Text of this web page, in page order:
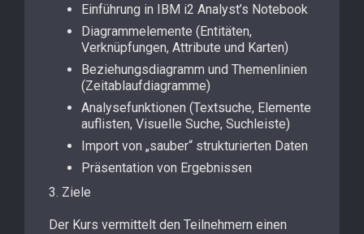
Einführung in IBM i2 Analyst’s Notebook
Diagrammelemente (Entitäten,
Verknüpfungen, Attribute und Karten)
Beziehungsdiagramm und Themenlinien
(Zeitablaufdiagramme)
Analysefunktionen (Textsuche, Elemente
auflisten, Visuelle Suche, Suchleiste)
Import von „sauber“ strukturierten Daten
Präsentation von Ergebnissen
3. Ziele
Der Kurs vermittelt den Teilnehmern einen